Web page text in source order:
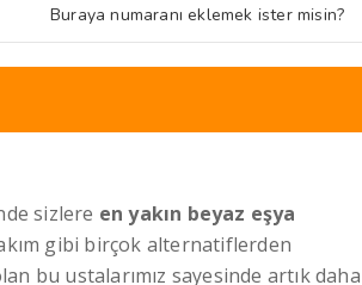
Buraya numaranı eklemek ister misin?
sizlere en yakın beyaz eşya
gibi birçok alternatiflerden
bu ustalarımız sayesinde artık daha